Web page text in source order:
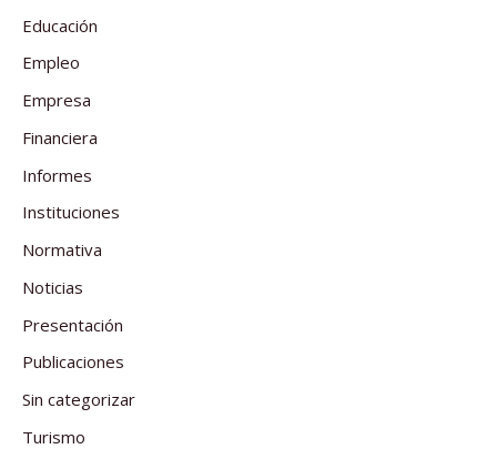
Educación
Empleo
Empresa
Financiera
Informes
Instituciones
Normativa
Noticias
Presentación
Publicaciones
Sin categorizar
Turismo